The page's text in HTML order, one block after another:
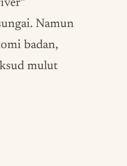
Namun
badan,
mulut